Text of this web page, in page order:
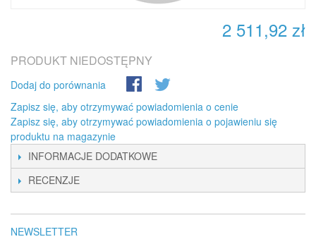
2 511,92 zł
PRODUKT NIEDOSTĘPNY
Dodaj do porównania
Zapisz się, aby otrzymywać powiadomienia o cenie
Zapisz się, aby otrzymywać powiadomienia o pojawieniu się
produktu na magazynie
INFORMACJE DODATKOWE
RECENZJE
NEWSLETTER